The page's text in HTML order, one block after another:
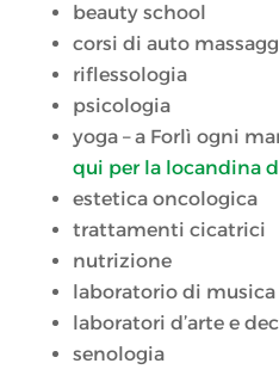
beauty school
corsi di auto
riflessologia
psicologia
yoga – a Forlì ogni
qui per la locandina
estetica oncologica
trattamenti cicatrici
nutrizione
laboratorio di musica
laboratori d’arte e
senologia